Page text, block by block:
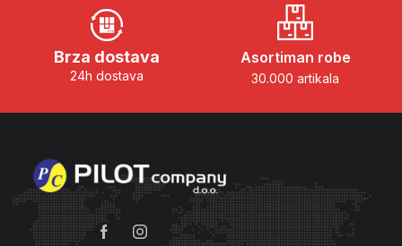
Brza dostava
24h dostava
Asortiman robe
30.000 artikala